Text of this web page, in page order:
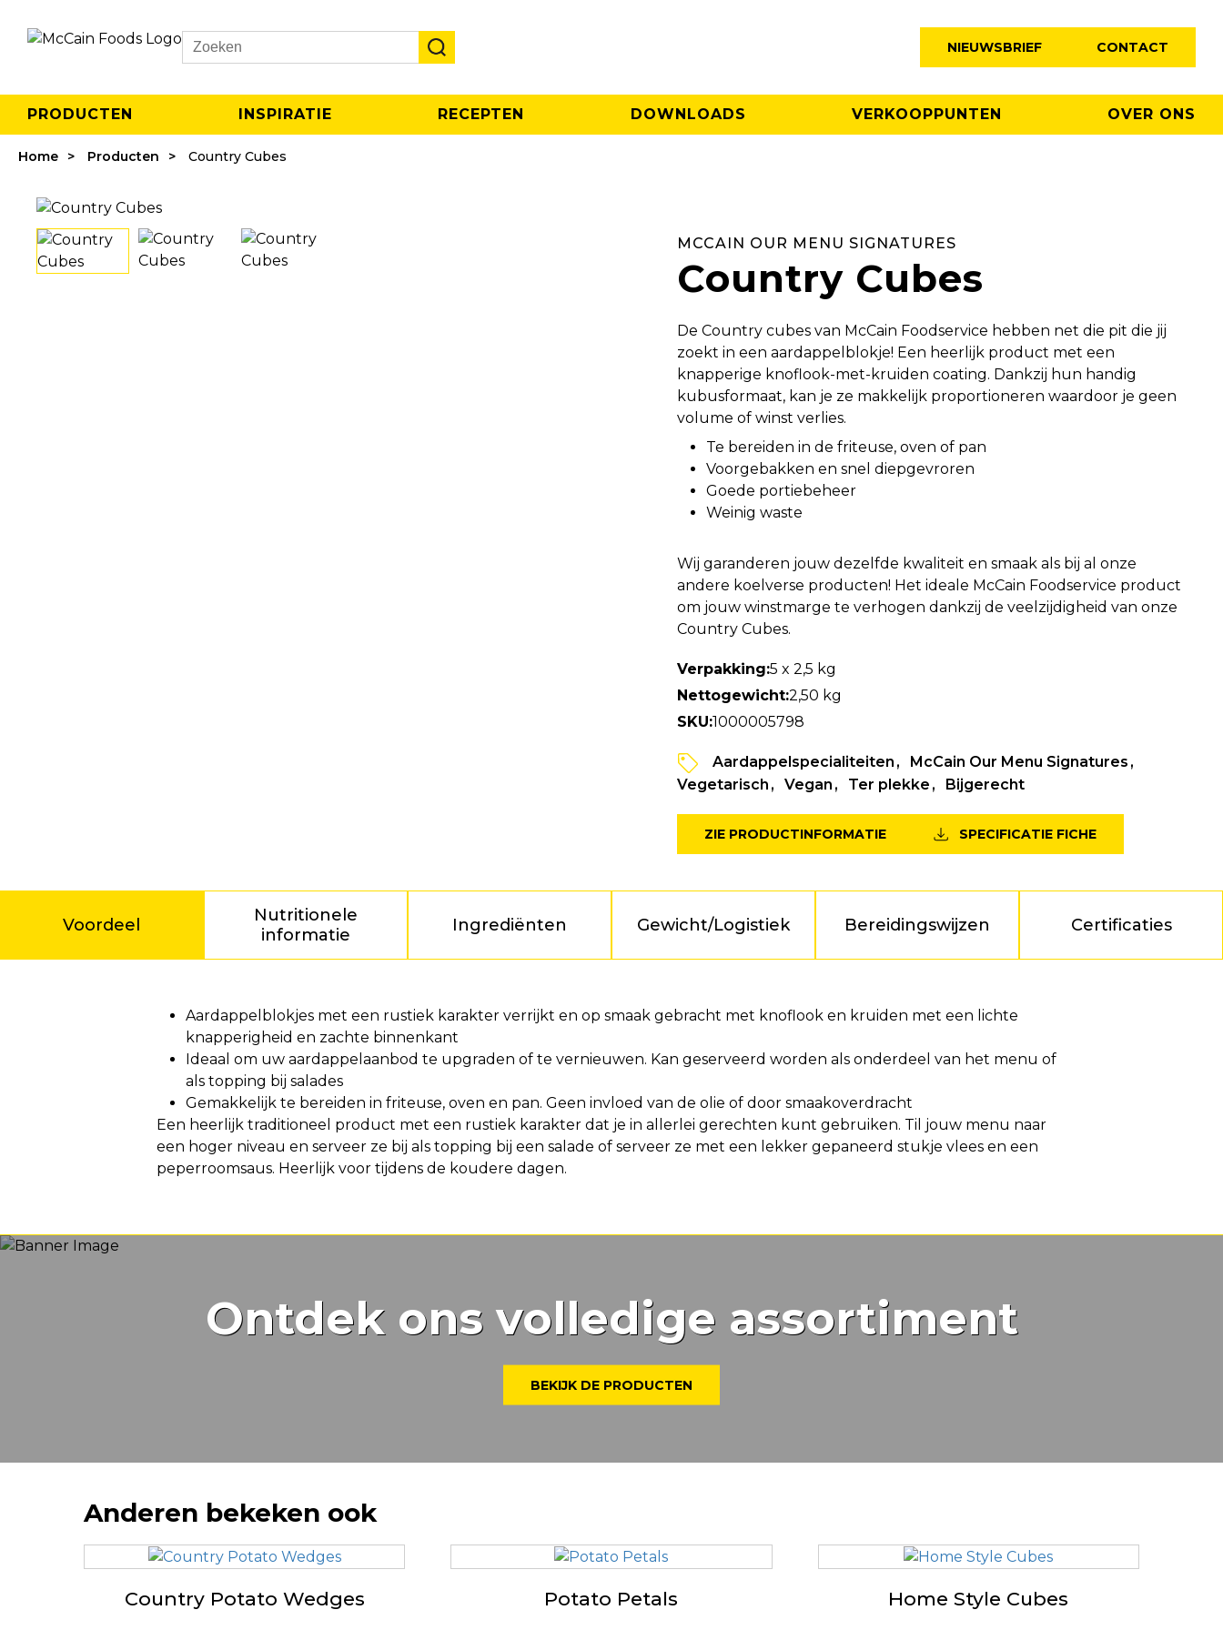
Search
NIEUWSBRIEF CONTACT
PRODUCTEN INSPIRATIE RECEPTEN DOWNLOADS VERKOOPPUNTEN OVER ONS
Home Producten Country Cubes
MCCAIN OUR MENU SIGNATURES
Country Cubes
De Country cubes van McCain Foodservice hebben net die pit die jij
zoekt in een aardappelblokje! Een heerlijk product met een
knapperige knoflook-met-kruiden coating. Dankzij hun handig
kubusformaat, kan je ze makkelijk proportioneren waardoor je geen
volume of winst verlies.
Te bereiden in de friteuse, oven of pan
Voorgebakken en snel diepgevroren
Goede portiebeheer
Weinig waste
Wij garanderen jouw dezelfde kwaliteit en smaak als bij al onze
andere koelverse producten! Het ideale McCain Foodservice product
om jouw winstmarge te verhogen dankzij de veelzijdigheid van onze
Country Cubes.
Verpakking:5 x 2,5 kg
Nettogewicht:2,50 kg
SKU:1000005798
Aardappelspecialiteiten
McCain Our Menu Signatures
Vegetarisch
Vegan Ter plekke Bijgerecht
ZIE PRODUCTINFORMATIE SPECIFICATIE FICHE
Voordeel
Nutritionele
informatie
Ingrediënten Gewicht/Logistiek Bereidingswijzen Certificaties
Aardappelblokjes met een rustiek karakter verrijkt en op smaak gebracht met knoflook en kruiden met een lichte
knapperigheid en zachte binnenkant
Ideaal om uw aardappelaanbod te upgraden of te vernieuwen. Kan geserveerd worden als onderdeel van het menu of
als topping bij salades
Gemakkelijk te bereiden in friteuse, oven en pan. Geen invloed van de olie of door smaakoverdracht
Een heerlijk traditioneel product met een rustiek karakter dat je in allerlei gerechten kunt gebruiken. Til jouw menu naar
een hoger niveau en serveer ze bij als topping bij een salade of serveer ze met een lekker gepaneerd stukje vlees en een
peperroomsaus. Heerlijk voor tijdens de koudere dagen.
Ontdek ons volledige assortiment
BEKIJK DE PRODUCTEN
Anderen bekeken ook
Country Potato Wedges Potato Petals Home Style Cubes